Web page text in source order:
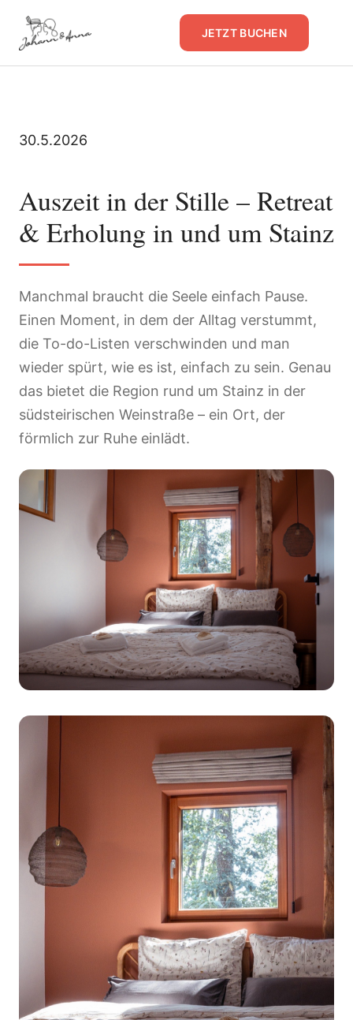
JETZT BUCHEN
30.5.2026
Auszeit in der Stille – Retreat
& Erholung in und um Stainz
Manchmal braucht die Seele einfach Pause.
Einen Moment, in dem der Alltag verstummt,
die To-do-Listen verschwinden und man
wieder spürt, wie es ist, einfach zu sein. Genau
das bietet die Region rund um Stainz in der
südsteirischen Weinstraße – ein Ort, der
förmlich zur Ruhe einlädt.